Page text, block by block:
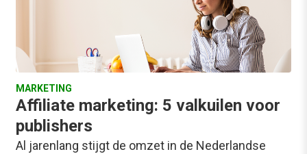
MARKETING
Affiliate marketing: 5 valkuilen voor
publishers
Al jarenlang stijgt de omzet in de Nederlandse